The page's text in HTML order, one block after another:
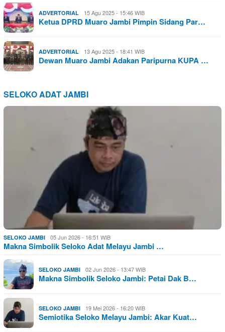
ADVERTORIAL 15 Agu 2025 - 15:46 WIB
Ketua DPRD Muaro Jambi Pimpin Sidang Par…
ADVERTORIAL 13 Agu 2025 - 18:41 WIB
Dewan Muaro Jambi Adakan Paripurna KUPA …
SELOKO ADAT JAMBI
SELOKO JAMBI 05 Jun 2026 - 16:51 WIB
Makna Simbolik Seloko Adat Melayu Jambi …
SELOKO JAMBI 02 Jun 2026 - 13:47 WIB
Makna Simbolik Seloko Jambi: Petai Dak B…
SELOKO JAMBI 19 Mei 2026 - 16:20 WIB
Semiotika Seloko Melayu Jambi: Akar Kuat…